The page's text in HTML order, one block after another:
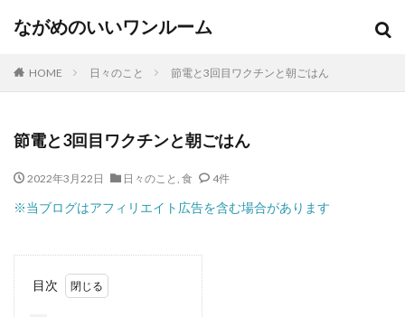
ながめのいいワンルーム
HOME 日々のこと 節電と3回目ワクチンと朝ごはん
節電と3回目ワクチンと朝ごはん
2022年3月22日 日々のこと , 食 4件
※当ブログはアフィリエイト広告を含む場合があります
目次